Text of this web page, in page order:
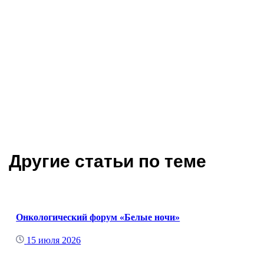
Другие статьи по теме
Онкологический форум «Белые ночи»
15 июля 2026